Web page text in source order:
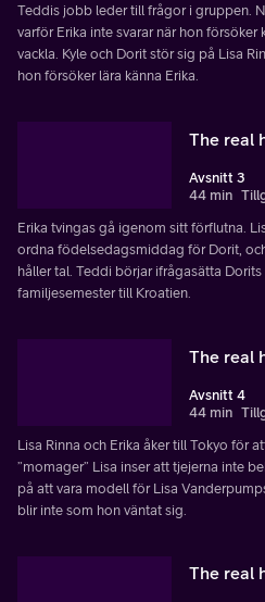
Teddis jobb leder till frågor i gruppen.
varför Erika inte svarar när hon
vackla. Kyle och Dorit stör sig på Lisa
hon försöker lära känna Erika.
The real
Avsnitt 3
44 min
Erika tvingas gå igenom sitt förflutna.
ordna födelsedagsmiddag för Dorit,
håller tal. Teddi börjar ifrågasätta Dorits
familjesemester till Kroatien.
The real
Avsnitt 4
44 min
Lisa Rinna och Erika åker till Tokyo för
”momager” Lisa inser att tjejerna inte
på att vara modell för Lisa
blir inte som hon väntat sig.
The real